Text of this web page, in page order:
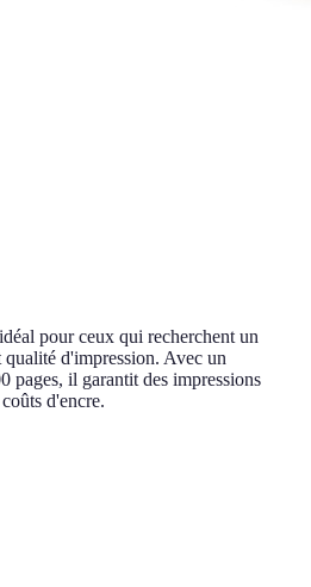
pour ceux qui recherchent un
d'impression. Avec un
pages, il garantit des impressions
d'encre.